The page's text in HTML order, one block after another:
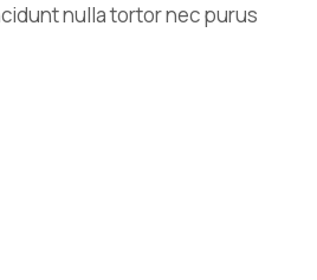
nulla tortor nec purus